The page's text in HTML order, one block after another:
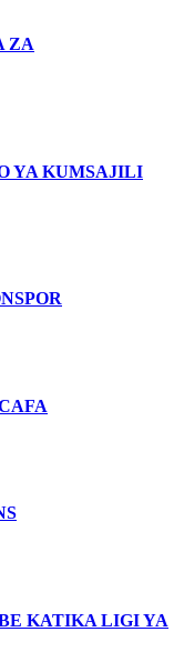
ZA
YA KUMSAJILI
KATIKA LIGI YA